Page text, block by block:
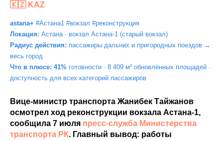
🇰🇿KAZ
astana+ #Астана1 #вокзал #реконструкция
Локация: Астана · вокзал Астана-1 (старый вокзал)
Радиус действия: пассажиры дальних и пригородных поездов →
весь город
Что в плюсе: 41% готовности · 8 409 м² обновлённых площадей ·
доступность для всех категорий пассажиров
Вице-министр транспорта Жанибек Тайжанов
осмотрел ход реконструкции вокзала Астана-1,
сообщила 7 июля пресс-служба Министерства
транспорта РК. Главный вывод: работы